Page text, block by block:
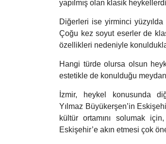
yapılmış olan klasik
Diğerleri ise yirminci
Çoğu kez soyut eserler de
özellikleri nedeniyle
Hangi türde olursa olsun
estetikle de konulduğu
İzmir, heykel konusunda
Yılmaz Büyükerşen’in
kültür ortamını solumak
Eskişehir’e akın etmesi çok